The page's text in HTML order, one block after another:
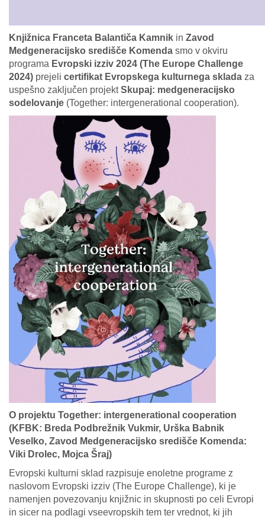
Knjižnica Franceta Balantiča Kamnik in Zavod
Medgeneracijsko središče Komenda smo v okviru
programa Evropski izziv 2024 (The Europe Challenge
2024) prejeli certifikat Evropskega kulturnega sklada za
uspešno zaključen projektSkupaj: medgeneracijsko
sodelovanje (Together: intergenerational cooperation).
O projektu Together: intergenerational cooperation
(KFBK: Breda Podbrežnik Vukmir, Urška Babnik
Veselko, Zavod Medgeneracijsko središče Komenda:
Viki Drolec, Mojca Šraj)
Evropski kulturni sklad razpisuje enoletne programe z
naslovom Evropski izziv (The Europe Challenge), ki je
namenjen povezovanju knjižnic in skupnosti po celi Evropi
in sicer na podlagi vseevropskih tem ter vrednot, ki jih